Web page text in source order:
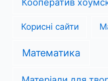
Корисні сайти
Математика